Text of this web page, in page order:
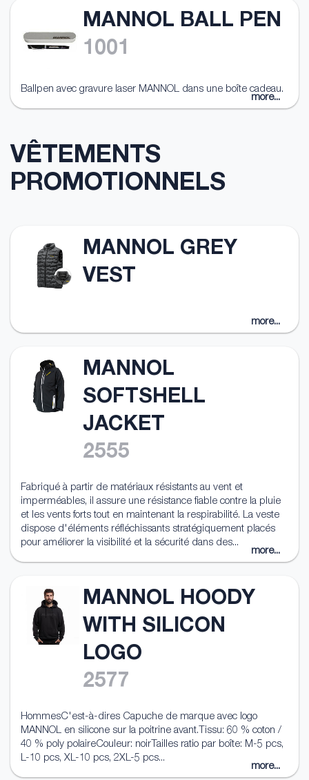
MANNOL BALL PEN
1001
Ballpen avec gravure laser MANNOL dans une boîte cadeau.
more...
VÊTEMENTS
PROMOTIONNELS
MANNOL GREY
VEST
more...
MANNOL
SOFTSHELL
JACKET
2555
Fabriqué à partir de matériaux résistants au vent et
imperméables, il assure une résistance fiable contre la pluie
et les vents forts tout en maintenant la respirabilité. La veste
dispose d'éléments réfléchissants stratégiquement placés
pour améliorer la visibilité et la sécurité dans des...
more...
MANNOL HOODY
WITH SILICON
LOGO
2577
HommesC'est-à-dires Capuche de marque avec logo
MANNOL en silicone sur la poitrine avant.Tissu: 60 % coton /
40 % poly polaireCouleur: noirTailles ratio par boîte: M-5 pcs,
L-10 pcs, XL-10 pcs, 2XL-5 pcs...
more...